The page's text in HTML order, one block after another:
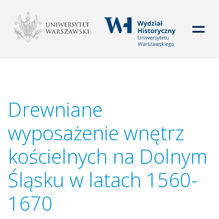
WYDZIAŁ
Drewniane
wyposażenie wnętrz
kościelnych na Dolnym
Śląsku w latach 1560-
1670